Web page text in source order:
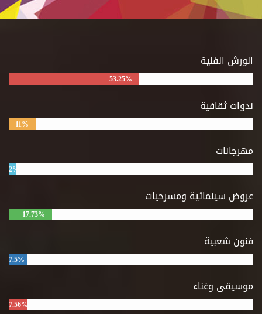
الورش الفنية
53.25%
ندوات ثقافية
11%
مهرجانات
2%
عروض سينمائية ومسرحيات
17.73%
فنون شعبية
7.5%
موسيقى وغناء
7.56%